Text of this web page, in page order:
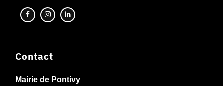
Contact
Mairie de Pontivy